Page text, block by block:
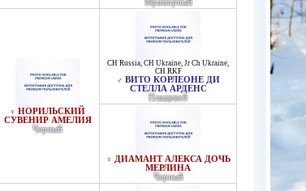
Мраморный
♀ НОРИЛЬСКИЙ
СУВЕНИР АМЕЛИЯ
Черный
CH Russia, CH Ukraine, Jr Ch Ukraine,
CH RKF
♂ ВИТО КОРЛЕОНЕ ДИ
СТЕЛЛА АРДЕНС
Плащевой
♀ ДИАМАНТ АЛЕКСА ДОЧЬ
МЕРЛИНА
Черный